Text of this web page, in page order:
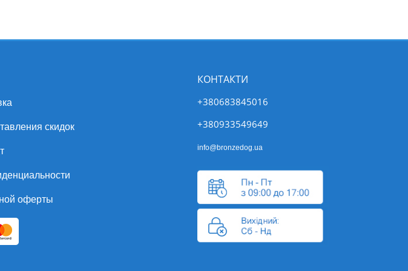
скидок
оферты
КОНТАКТИ
+380683845016
+380933549649
info@bronzedog.ua